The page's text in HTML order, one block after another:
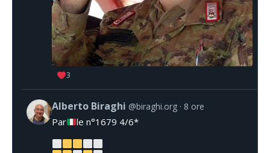
3
Alberto Biraghi @biraghi.org 8 ore
Par le n°1679 4/6*